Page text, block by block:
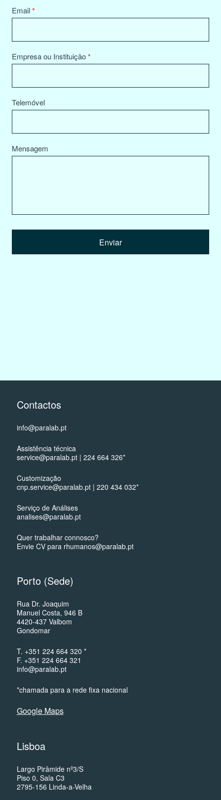
Email*
Empresa ou Instituição*
Telemóvel
Mensagem
Enviar
Contactos
info@paralab.pt
Assistência técnica
service@paralab.pt | 224 664 326*
Customização
cnp.service@paralab.pt | 220 434 032*
Serviço de Análises
analises@paralab.pt
Quer trabalhar connosco?
Envie CV para rhumanos@paralab.pt
Porto (Sede)
Rua Dr. Joaquim
Manuel Costa, 946 B
4420-437 Valbom
Gondomar
T. +351 224 664 320 *
F. +351 224 664 321
info@paralab.pt
*chamada para a rede fixa nacional
Google Maps
Lisboa
Largo Pirâmide nº3/S
Piso 0, Sala C3
2795-156 Linda-a-Velha